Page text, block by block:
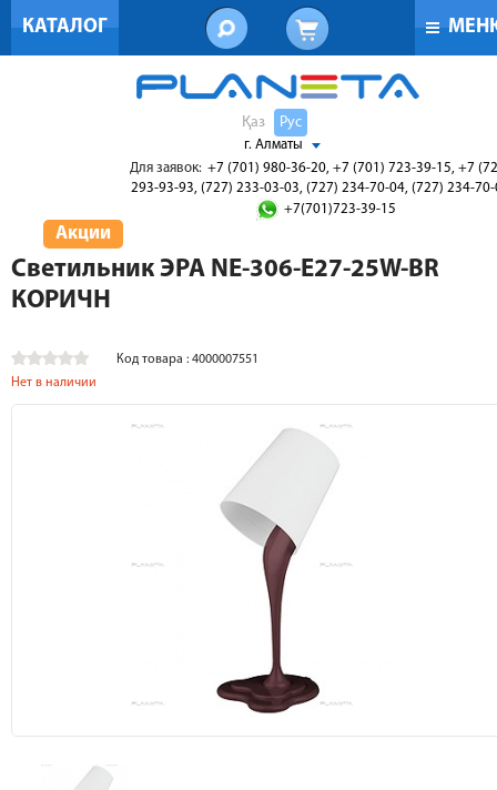
КАТАЛОГ
Қаз Рус
г. Алматы
Для заявок: +7 (701) 980-36-20, +7 (701) 723-39-15, +7
293-93-93, (727) 233-03-03, (727) 234-70-04, (727) 234-
+7(701)723-39-15
Акции
Светильник ЭРА NE-306-Е27-25W-BR
КОРИЧН
Код товара : 4000007551
Нет в наличии